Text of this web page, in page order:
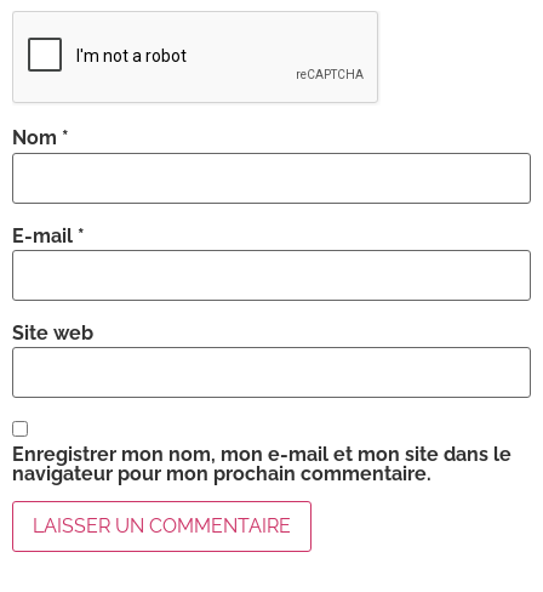
Nom *
E-mail *
Site web
Enregistrer mon nom, mon e-mail et mon site dans le
navigateur pour mon prochain commentaire.